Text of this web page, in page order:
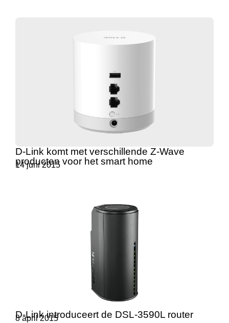
D-Link komt met verschillende Z-Wave
producten voor het smart home
14 juni 2015
D-Link introduceert de DSL-3590L router
8 april 2015